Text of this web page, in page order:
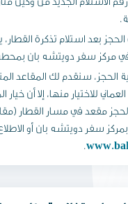
بعد استلام تذكرة القطار،
في مركز سفر دويتشه بان
الحجز، سنقدم لك المقاعد
للاختيار منها، إلا أن خيار
مقعد في مسار القطار
سفر دويتشه بان أو
.